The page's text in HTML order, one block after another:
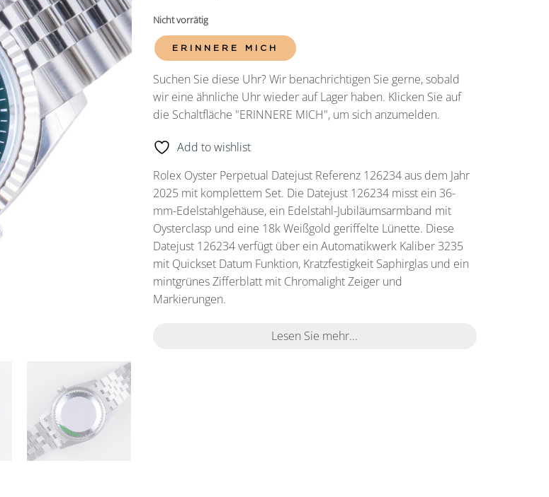
Nicht vorrätig
ERINNERE MICH
Suchen Sie diese Uhr? Wir benachrichtigen Sie gerne, sobald
wir eine ähnliche Uhr wieder auf Lager haben. Klicken Sie auf
die Schaltfläche "ERINNERE MICH", um sich anzumelden.
Add to wishlist
Rolex Oyster Perpetual Datejust Referenz 126234 aus dem Jahr
2025 mit komplettem Set. Die Datejust 126234 misst ein 36-
mm-Edelstahlgehäuse, ein Edelstahl-Jubiläumsarmband mit
Oysterclasp und eine 18k Weißgold geriffelte Lünette. Diese
Datejust 126234 verfügt über ein Automatikwerk Kaliber 3235
mit Quickset Datum Funktion, Kratzfestigkeit Saphirglas und ein
mintgrünes Zifferblatt mit Chromalight Zeiger und
Markierungen.
Lesen Sie mehr...